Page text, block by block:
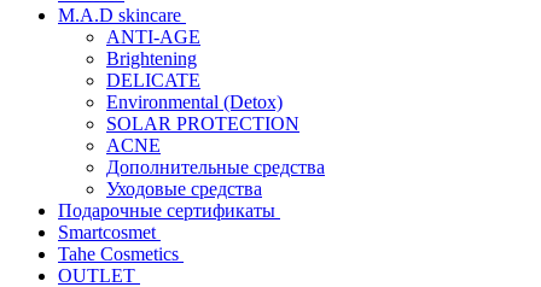
M.A.D skincare
ANTI-AGE
Brightening
DELICATE
Environmental (Detox)
SOLAR PROTECTION
АCNE
Дополнительные средства
Уходовые средства
Подарочные сертификаты
Smartcosmet
Tahe Cosmetics
OUTLET